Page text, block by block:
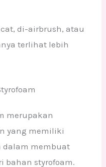
di-airbrush, atau
terlihat lebih
merupakan
yang memiliki
dalam membuat
bahan styrofoam.